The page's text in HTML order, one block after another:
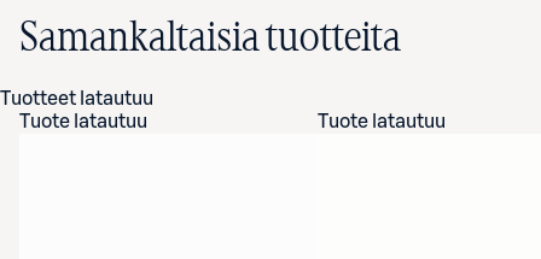
Samankaltaisia tuotteita
Tuotteet latautuu
Tuote latautuu
Tuote latautuu